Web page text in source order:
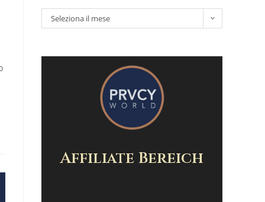
Seleziona il mese
Affiliate Bereich